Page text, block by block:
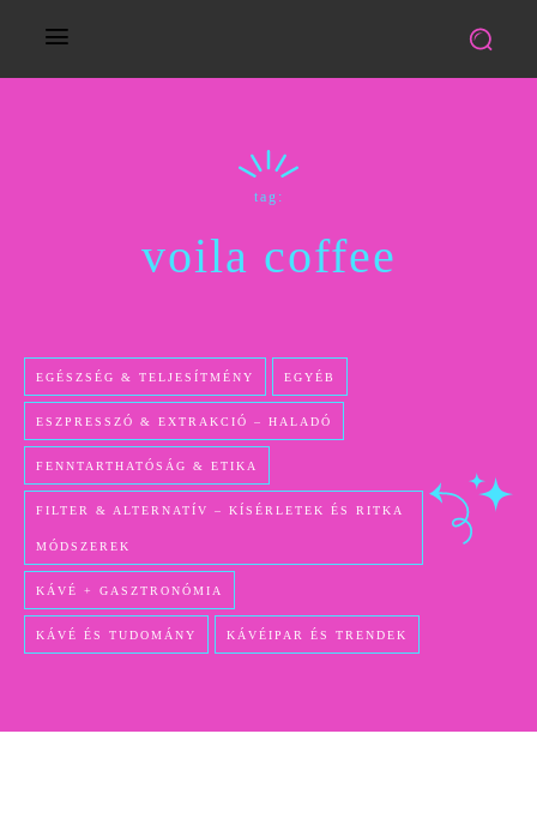
tag:
voila coffee
EGÉSZSÉG & TELJESÍTMÉNY EGYÉB
ESZPRESSZÓ & EXTRAKCIÓ – HALADÓ
FENNTARTHATÓSÁG & ETIKA
FILTER & ALTERNATÍV – KÍSÉRLETEK ÉS RITKA
MÓDSZEREK
KÁVÉ + GASZTRONÓMIA
KÁVÉ ÉS TUDOMÁNY KÁVÉIPAR ÉS TRENDEK